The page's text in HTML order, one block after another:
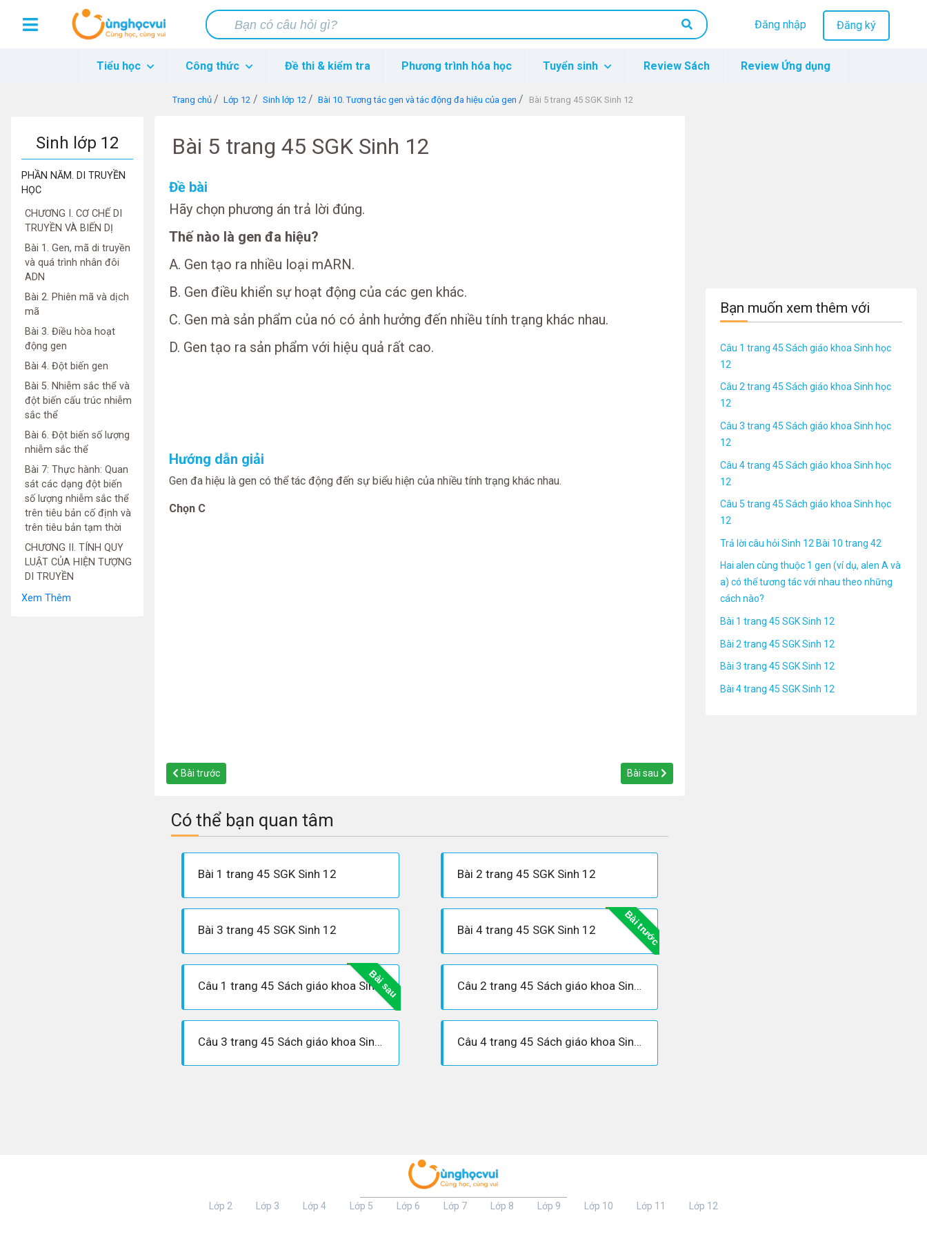
Đăng nhập Đăng ký
Tiểu học Công thức Đề thi & kiểm tra Phương trình hóa học Tuyển sinh Review Sách Review Ứng dụng
Trang chủ Lớp 12 Sinh lớp 12 Bài 10. Tương tác gen và tác động đa hiệu của gen Bài 5 trang 45 SGK Sinh 12
Sinh lớp 12
PHẦN NĂM. DI TRUYỀN
HỌC
CHƯƠNG I. CƠ CHẾ DI
TRUYỀN VÀ BIẾN DỊ
Bài 1. Gen, mã di truyền
và quá trình nhân đôi
ADN
Bài 2. Phiên mã và dịch
mã
Bài 3. Điều hòa hoạt
động gen
Bài 4. Đột biến gen
Bài 5. Nhiễm sắc thể và
đột biến cấu trúc nhiễm
sắc thể
Bài 6. Đột biến số lượng
nhiễm sắc thể
Bài 7: Thực hành: Quan
sát các dạng đột biến
số lượng nhiễm sắc thể
trên tiêu bản cố định và
trên tiêu bản tạm thời
CHƯƠNG II. TÍNH QUY
LUẬT CỦA HIỆN TƯỢNG
DI TRUYỀN
Xem Thêm
Bài 5 trang 45 SGK Sinh 12
Đề bài
Hãy chọn phương án trả lời đúng.
Thế nào là gen đa hiệu?
A. Gen tạo ra nhiều loại mARN.
B. Gen điều khiển sự hoạt động của các gen khác.
C. Gen mà sản phẩm của nó có ảnh hưởng đến nhiều tính trạng khác nhau.
D. Gen tạo ra sản phẩm với hiệu quả rất cao.
Hướng dẫn giải
Gen đa hiệu là gen có thể tác động đến sự biểu hiện của nhiều tính trạng khác nhau.
Chọn C
Bài trước Bài sau
Có thể bạn quan tâm
Bài 1 trang 45 SGK Sinh 12 Bài 2 trang 45 SGK Sinh 12
Bài 3 trang 45 SGK Sinh 12 Bài trước
Bài 4 trang 45 SGK Sinh 12
Bài sau
Câu 1 trang 45 Sách giáo khoa Sinh học 12 Câu 2 trang 45 Sách giáo khoa Sinh học 12
Câu 3 trang 45 Sách giáo khoa Sinh học 12 Câu 4 trang 45 Sách giáo khoa Sinh học 12
Bạn muốn xem thêm với
Câu 1 trang 45 Sách giáo khoa Sinh học
12
Câu 2 trang 45 Sách giáo khoa Sinh học
12
Câu 3 trang 45 Sách giáo khoa Sinh học
12
Câu 4 trang 45 Sách giáo khoa Sinh học
12
Câu 5 trang 45 Sách giáo khoa Sinh học
12
Trả lời câu hỏi Sinh 12 Bài 10 trang 42
Hai alen cùng thuộc 1 gen (ví dụ, alen A và
a) có thể tương tác với nhau theo những
cách nào?
Bài 1 trang 45 SGK Sinh 12
Bài 2 trang 45 SGK Sinh 12
Bài 3 trang 45 SGK Sinh 12
Bài 4 trang 45 SGK Sinh 12
Lớp 2 Lớp 3 Lớp 4 Lớp 5 Lớp 6 Lớp 7 Lớp 8 Lớp 9 Lớp 10 Lớp 11 Lớp 12